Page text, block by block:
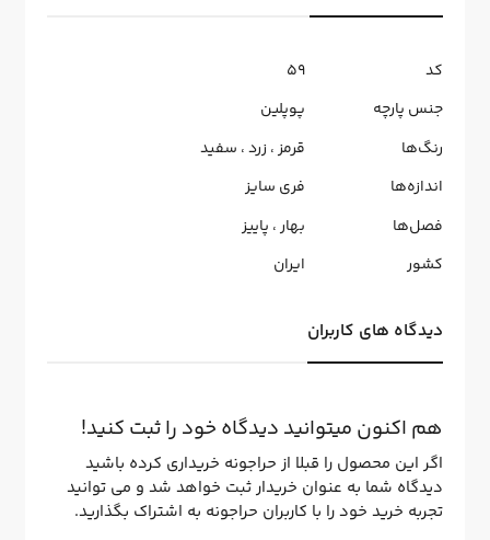
کد
59
جنس پارچه
پوپلین
رنگ‌ها
قرمز، زرد، سفید
اندازه‌ها
فری سایز
فصل‌ها
بهار، پاییز
کشور
ایران
دیدگاه های کاربران
هم اکنون میتوانید دیدگاه خود را ثبت کنید!
اگر این محصول را قبلا از حراجونه خریداری کرده باشید
دیدگاه شما به عنوان خریدار ثبت خواهد شد و می توانید
تجربه خرید خود را با کاربران حراجونه به اشتراک بگذارید.